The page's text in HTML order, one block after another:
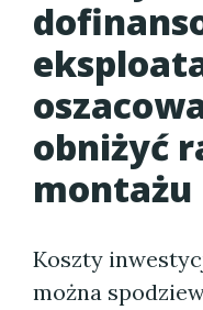
obniżyć
montażu
Koszty
można